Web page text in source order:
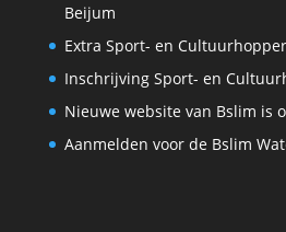
Beijum
Extra Sport- en Cultuurhopper
Inschrijving Sport- en
Nieuwe website van Bslim is
Aanmelden voor de Bslim